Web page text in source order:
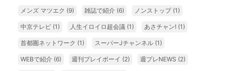
メンズ マツエク (9) 雑誌で紹介 (6) ノンストップ (1)
中京テレビ (1) 人生イロイロ超会議 (1) あさチャン! (1)
首都圏ネットワーク (1) スーパーJチャンネル (1)
WEBで紹介 (6) 週刊プレイボーイ (2) 週プレNEWS (2)